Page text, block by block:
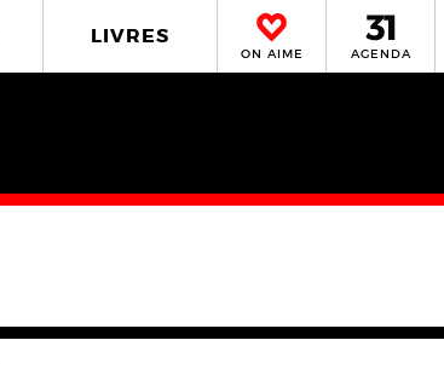
LIVRES
ON AIME AGENDA